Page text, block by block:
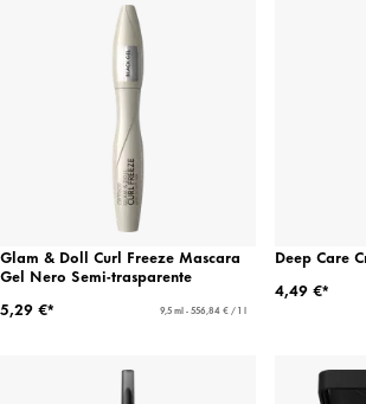
Glam & Doll Curl Freeze Mascara
Gel Nero Semi-trasparente
5,29 €*
9,5 ml - 556,84 € / 1 l
Deep Care
4,49 €*